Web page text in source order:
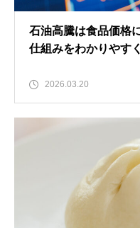
石油高騰は食品価格
仕組みをわかりやす
2026.03.20